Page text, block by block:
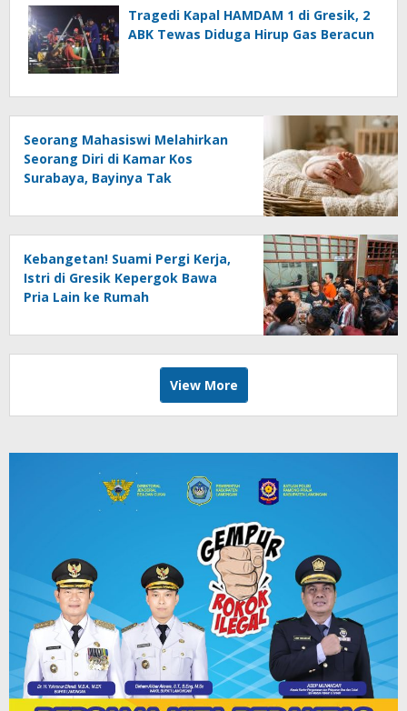
Tragedi Kapal HAMDAM 1 di Gresik, 2
ABK Tewas Diduga Hirup Gas Beracun
Seorang Mahasiswi Melahirkan
Seorang Diri di Kamar Kos
Surabaya, Bayinya Tak
Kebangetan! Suami Pergi Kerja,
Istri di Gresik Kepergok Bawa
Pria Lain ke Rumah
View More